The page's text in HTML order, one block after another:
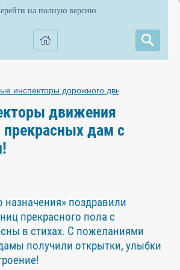
на полную версию
инспекторы дорожного движения»
движения
прекрасных дам с
назначения» поздравили
прекрасного пола с
в стихах. С пожеланиями
получили открытки, улыбки